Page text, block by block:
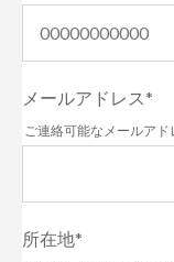
メールアドレス*
ご連絡可能なメールアド
所在地*